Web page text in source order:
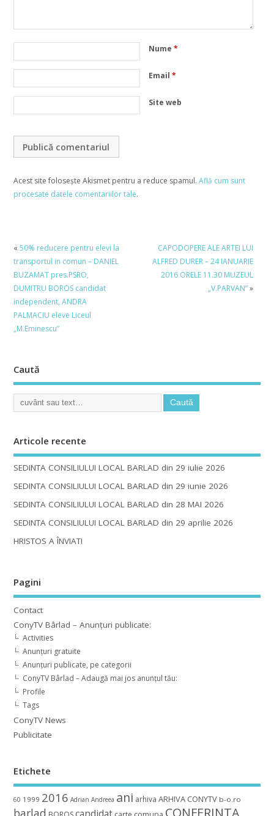
Nume *
Email *
Site web
Acest site folosește Akismet pentru a reduce spamul. Află cum sunt
procesate datele comentariilor tale.
« 50% reducere pentru elevi la
transportul in comun – DANIEL
BUZAMAT pres.PSRO,
DUMITRU BOROS candidat
independent, ANDRA
PALMACIU eleve Liceul
„M.Eminescu”
CAPODOPERE ALE ARTEI LUI
ALFRED DURER – 24 IANUARIE
2016 ORELE 11.30 MUZEUL
„V.PARVAN”»
Caută
Articole recente
SEDINTA CONSILIULUI LOCAL BARLAD din 29 iulie 2026
SEDINTA CONSILIULUI LOCAL BARLAD din 29 iunie 2026
SEDINTA CONSILIULUI LOCAL BARLAD din 28 MAI 2026
SEDINTA CONSILIULUI LOCAL BARLAD din 29 aprilie 2026
HRISTOS A ÎNVIAT!
Pagini
Contact
ConyTV Bârlad – Anunțuri publicate:
Activities
Anunțuri gratuite
Anunțuri publicate, pe categorii
ConyTV Bârlad – Adaugă mai jos anunțul tău:
Profile
Tags
ConyTV News
Publicitate
Etichete
60 1999 2016 Adrian Andreea ani arhiva ARHIVA CONYTV b-o.ro
barlad